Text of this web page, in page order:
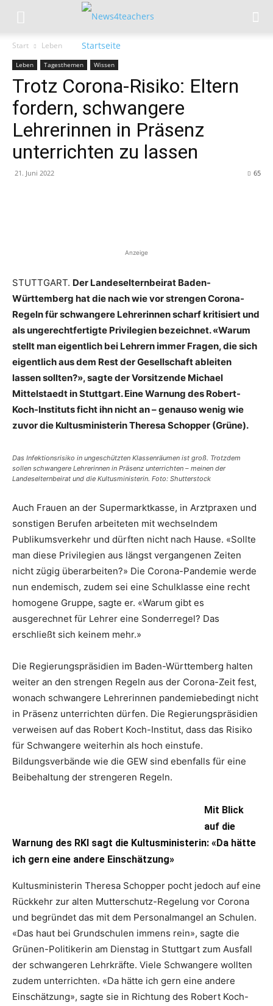
Start Leben
Leben Tagesthemen Wissen
Trotz Corona-Risiko: Eltern
fordern, schwangere
Lehrerinnen in Präsenz
unterrichten zu lassen
21. Juni 2022 65
Anzeige
STUTTGART. Der Landeselternbeirat Baden-
Württemberg hat die nach wie vor strengen Corona-
Regeln für schwangere Lehrerinnen scharf kritisiert und
als ungerechtfertigte Privilegien bezeichnet. «Warum
stellt man eigentlich bei Lehrern immer Fragen, die sich
eigentlich aus dem Rest der Gesellschaft ableiten
lassen sollten?», sagte der Vorsitzende Michael
Mittelstaedt in Stuttgart. Eine Warnung des Robert-
Koch-Instituts ficht ihn nicht an – genauso wenig wie
zuvor die Kultusministerin Theresa Schopper (Grüne).
Das Infektionsrisiko in ungeschützten Klassenräumen ist groß. Trotzdem
sollen schwangere Lehrerinnen in Präsenz unterrichten – meinen der
Landeselternbeirat und die Kultusministerin. Foto: Shutterstock
Auch Frauen an der Supermarktkasse, in Arztpraxen und
sonstigen Berufen arbeiteten mit wechselndem
Publikumsverkehr und dürften nicht nach Hause. «Sollte
man diese Privilegien aus längst vergangenen Zeiten
nicht zügig überarbeiten?» Die Corona-Pandemie werde
nun endemisch, zudem sei eine Schulklasse eine recht
homogene Gruppe, sagte er. «Warum gibt es
ausgerechnet für Lehrer eine Sonderregel? Das
erschließt sich keinem mehr.»
Die Regierungspräsidien im Baden-Württemberg halten
weiter an den strengen Regeln aus der Corona-Zeit fest,
wonach schwangere Lehrerinnen pandemiebedingt nicht
in Präsenz unterrichten dürfen. Die Regierungspräsidien
verweisen auf das Robert Koch-Institut, dass das Risiko
für Schwangere weiterhin als hoch einstufe.
Bildungsverbände wie die GEW sind ebenfalls für eine
Beibehaltung der strengeren Regeln.
Mit Blick
auf die
Warnung des RKI sagt die Kultusministerin: «Da hätte
ich gern eine andere Einschätzung»
Kultusministerin Theresa Schopper pocht jedoch auf eine
Rückkehr zur alten Mutterschutz-Regelung vor Corona
und begründet das mit dem Personalmangel an Schulen.
«Das haut bei Grundschulen immens rein», sagte die
Grünen-Politikerin am Dienstag in Stuttgart zum Ausfall
der schwangeren Lehrkräfte. Viele Schwangere wollten
zudem unterrichten. «Da hätte ich gern eine andere
Einschätzung», sagte sie in Richtung des Robert Koch-